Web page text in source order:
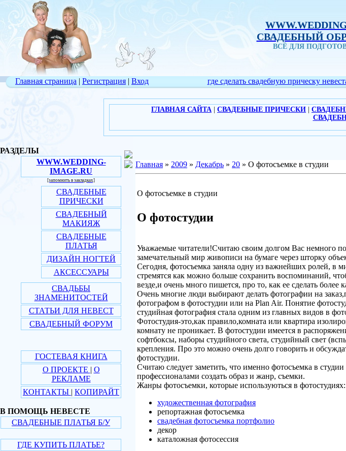
СВАДЕБНЫЙ
ВСЁ ДЛЯ
Главная страница | Регистрация | Вход где сделать свадебную прическу
ГЛАВНАЯ САЙТА СВАДЕБНЫЕ ПРИЧЕСКИ
РАЗДЕЛЫ
WWW.WEDDING-
IMAGE.RU
[запомнить в закладках]
СВАДЕБНЫЕ
ПРИЧЕСКИ
СВАДЕБНЫЙ
МАКИЯЖ
СВАДЕБНЫЕ
ПЛАТЬЯ
ДИЗАЙН НОГТЕЙ
АКСЕССУАРЫ
СВАДЬБЫ
ЗНАМЕНИТОСТЕЙ
СТАТЬИ ДЛЯ НЕВЕСТ
СВАДЕБНЫЙ ФОРУМ
ГОСТЕВАЯ КНИГА
О ПРОЕКТЕ | О
РЕКЛАМЕ
КОНТАКТЫ | КОПИРАЙТ
В ПОМОЩЬ НЕВЕСТЕ
СВАДЕБНЫЕ ПЛАТЬЯ Б/У
ГДЕ КУПИТЬ ПЛАТЬЕ?
Главная » 2009 » Декабрь » 20 » О фотосъемке в студии
О фотосъемке в студии
О фотостудии
Уважаемые читатели!Считаю своим долгом Вас немного
замечательный мир живописи на бумаге через шторку
Сегодня, фотосъемка заняла одну из важнейших ролей, в
стремятся как можно больше сохранить воспоминаний,
везде,и очень много пишется, про то, как ее сделать более
Очень многие люди выбирают делать фотографии на
фотографом в фотостудии или на Plan Air. Понятие
студийная фотография стала одним из главных видов в
Фотостудия-это,как правило,комната или квартира
комнату не проникает. В фотостудии имеется в
софтбоксы, наборы студийного света, студийный свет
крепления. Про это можно очень долго говорить и
фотостудии.
Считаю следует заметить, что именно фотосъемка в
профессионалами создать образ и жанр, съемки.
Жанры фотосъемки, которые используються в фотостудиях:
художественная фотография
репортажная фотосъемка
свадебная фотосъемка портфолио
декор
каталожная фотосессия